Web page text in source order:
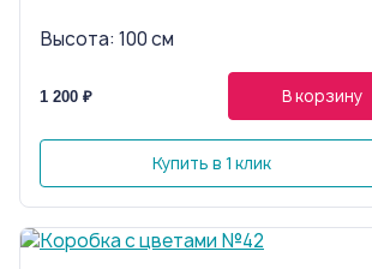
Высота: 100 см
1 200 ₽ В корзину
Купить в 1 клик